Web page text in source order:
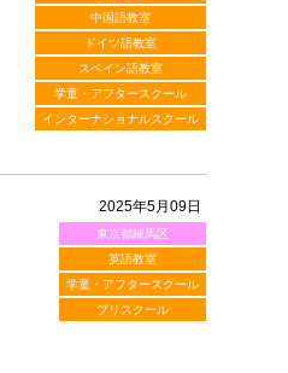
中国語教室
ドイツ語教室
スペイン語教室
学童・アフタースクール
インターナショナルスクール
2025年5月09日
東京都練馬区
英語教室
学童・アフタースクール
プリスクール